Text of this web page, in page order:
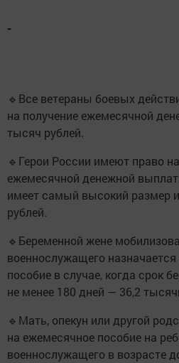
-
🔹Все ветераны боевых
на получение ежемесячной
тысяч рублей.
🔹Герои России имеют право
ежемесячной денежной
имеет самый высокий размер
рублей.
🔹Беременной жене
военнослужащего
пособие в случае, когда срок
не менее 180 дней — 36,2
🔹Мать, опекун или другой
на ежемесячное пособие на
военнослужащего в возрасте